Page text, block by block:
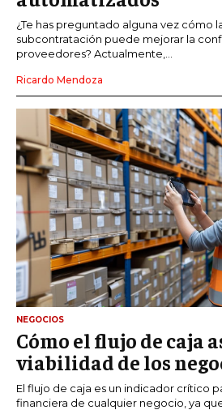
¿Te has preguntado alguna vez cómo
subcontratación puede mejorar la
proveedores? Actualmente,...
Ricardo Mendoza
NEGOCIOS
Cómo el flujo de caja
viabilidad de los
El flujo de caja es un indicador crítico
financiera de cualquier negocio, ya que